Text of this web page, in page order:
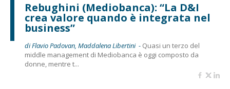
Rebughini (Mediobanca): “La D&I
crea valore quando è integrata nel
business”
di Flavio Padovan, Maddalena Libertini - Quasi un terzo del
middle management di Mediobanca è oggi composto da
donne, mentre t...